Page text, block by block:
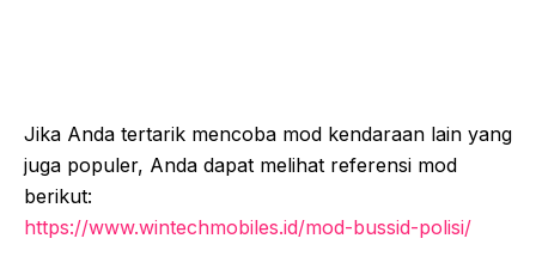
Jika Anda tertarik mencoba mod kendaraan lain yang
juga populer, Anda dapat melihat referensi mod
berikut:
https://www.wintechmobiles.id/mod-bussid-polisi/